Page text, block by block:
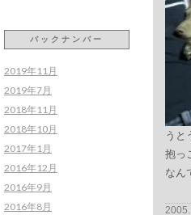
うと
抱っ
なん
バックナンバー
2019年11月
2019年7月
2018年11月
2018年10月
2017年1月
2016年12月
2016年9月
2016年8月